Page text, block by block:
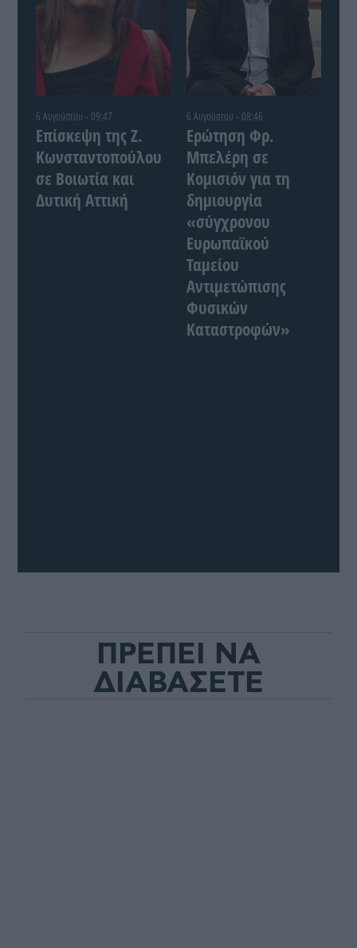
6 Αυγούστου - 09:47
Επίσκεψη της Ζ.
Κωνσταντοπούλου
σε Βοιωτία και
Δυτική Αττική
6 Αυγούστου - 08:46
Ερώτηση Φρ.
Μπελέρη σε
Κομισιόν για τη
δημιουργία
«σύγχρονου
Ευρωπαϊκού
Ταμείου
Αντιμετώπισης
Φυσικών
Καταστροφών»
ΠΡΕΠΕΙ ΝΑ
ΔΙΑΒΑΣΕΤΕ